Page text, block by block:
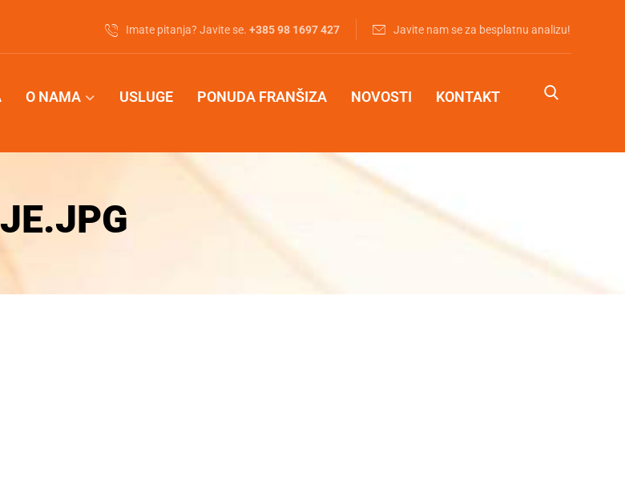
Javite nam se za besplatnu analizu!
Imate pitanja? Javite se.‭+385 98 1697 427‬
O NAMA USLUGE PONUDA FRANŠIZA NOVOSTI KONTAKT